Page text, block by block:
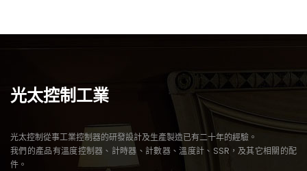
光太控制工業
光太控制從事工業控制器的研發設計及生產製造已有二十年的經驗。
我們的產品有溫度控制器、計時器、計數器、溫度計、SSR，及其它相關的配
件。